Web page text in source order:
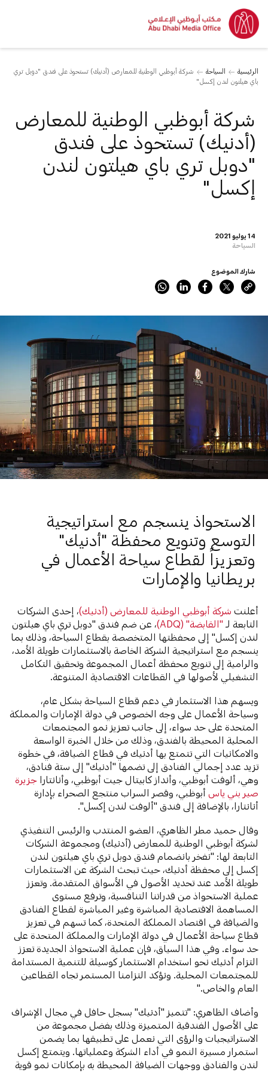
الرئيسية السياحة
شركة أبوظبي الوطنية للمعارض (أدنيك) تستحوذ على فندق "دوبل تري
باي هيلتون لندن إكسل"
14 يوليو 2021
السياحة
شركة أبوظبي الوطنية للمعارض
(أدنيك) تستحوذ على فندق
"دوبل تري باي هيلتون لندن
إكسل"
الاستحواذ ينسجم مع استراتيجية
التوسع وتنويع محفظة "أدنيك"
وتعزيزاً لقطاع سياحة الأعمال في
بريطانيا والإمارات
شارك الموضوع
أعلنتشركة أبوظبي الوطنية للمعارض (أدنيك)، إحدى الشركات
التابعة لـ "القابضة" (ADQ)
، عن ضم فندق "دوبل تري باي هيلتون
لندن إكسل" إلى محفظتها المتخصصة بقطاع السياحة، وذلك بما
ينسجم مع استراتيجية الشركة الخاصة بالاستثمارات طويلة الأمد،
والرامية إلى تنويع محفظة أعمال المجموعة وتحقيق التكامل
التشغيلي لأصولها في القطاعات الاقتصادية المتنوعة.
ويسهم هذا الاستثمار في دعم قطاع السياحة بشكل عام،
وسياحة الأعمال على وجه الخصوص في دولة الإمارات والمملكة
المتحدة على حد سواء، إلى جانب تعزيز نمو المجتمعات
المحلية المحيطة بالفندق، وذلك من خلال الخبرة الواسعة
والامكانيات التي تتمتع بها أدنيك في قطاع الضيافة، في خطوة
تزيد عدد إجمالي الفنادق إلى تضمها "أدنيك" إلى ستة فنادق،
وهي، ألوفت أبوظبي، وأنداز كابيتال جيت أبوظبي، وأنانتارا جزيرة
صير بني ياس أبوظبي، وقصر السراب منتجع الصحراء بإدارة
أنانتارا، بالإضافة إلى فندق "ألوفت لندن إكسل".
وقال حميد مطر الظاهري، العضو المنتدب والرئيس التنفيذي
لشركة أبوظبي الوطنية للمعارض (أدنيك) ومجموعة الشركات
التابعة لها: "نفخر بانضمام فندق دوبل تري باي هيلتون لندن
إكسل إلى محفظة أدنيك، حيث تبحث الشركة عن الاستثمارات
طويلة الأمد عند تحديد الأصول في الأسواق المتقدمة. وتعزز
عملية الاستحواذ من قدراتنا التنافسية، وترفع مستوى
المساهمة الاقتصادية المباشرة وغير المباشرة لقطاع الفنادق
والضيافة في اقتصاد المملكة المتحدة، كما تسهم في تعزيز
قطاع سياحة الأعمال في دولة الإمارات والمملكة المتحدة على
حد سواء. وفي هذا السياق، فإن عملية الاستحواذ الجديدة تعزز
التزام أدنيك نحو استخدام الاستثمار كوسيلة للتنمية المستدامة
للمجتمعات المحلية. ونؤكد التزامنا المستمر تجاه القطاعين
العام والخاص."
وأضاف الظاهري: "تتميز "أدنيك" بسجل حافل في مجال الإشراف
على الأصول الفندقية المتميزة وذلك بفضل مجموعة من
الاستراتيجيات والرؤى التي نعمل على تطبيقها بما يضمن
استمرار مسيرة النمو في أداء الشركة وعملياتها. ويتمتع إكسل
لندن والفنادق ووجهات الضيافة المحيطة به بإمكانات نمو قوية